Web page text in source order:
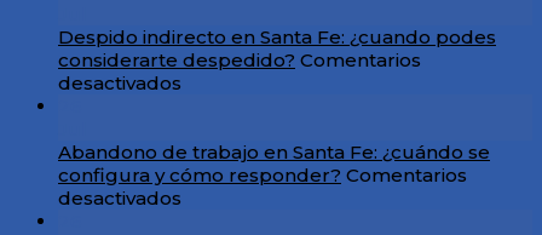
Argentina:
cómo
ART
y
Despido indirecto en Santa Fe: ¿cuando podes
considerarte despedido? Comentarios
desactivados
en
Santa
Abandono de trabajo en Santa Fe: ¿cuándo se
configura y cómo responder? Comentarios
desactivados